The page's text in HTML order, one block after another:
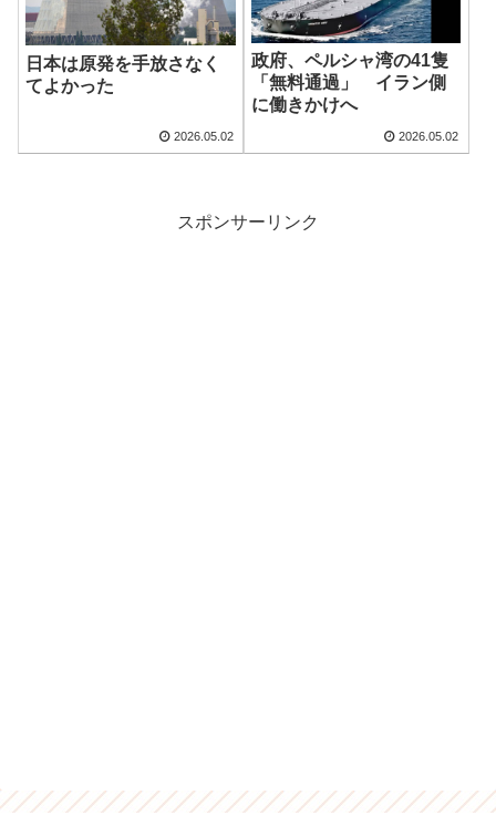
日本は原発を手放さなく
てよかった
2026.05.02
政府、ペルシャ湾の41隻
「無料通過」 イラン側
に働きかけへ
2026.05.02
スポンサーリンク